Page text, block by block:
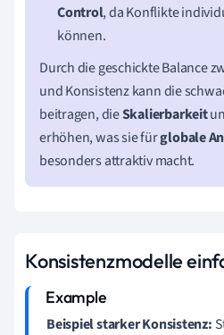
Control, da Konflikte
können.
Durch die geschickte Balance
und Konsistenz kann die
beitragen, dieSkalierbarkeit
erhöhen, was sie fürglobale
besonders attraktiv macht.
Konsistenzmodelle
Beispiel starker Konsistenz: